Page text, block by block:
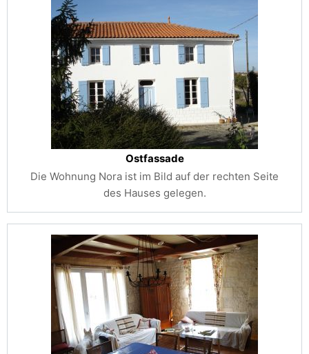
Ostfassade
Die Wohnung Nora ist im Bild auf der rechten Seite
des Hauses gelegen.